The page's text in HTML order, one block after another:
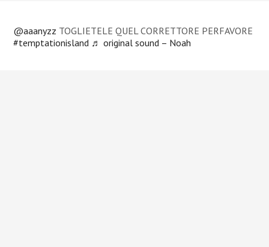
@aaanyzz TOGLIETELE QUEL CORRETTORE PERFAVORE
#temptationisland ♬ original sound – Noah